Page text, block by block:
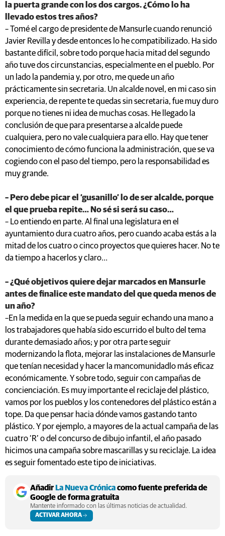
la puerta grande con los dos cargos. ¿Cómo lo ha
llevado estos tres años?
– Tomé el cargo de presidente de Mansurle cuando renunció
Javier Revilla y desde entonces lo he compatibilizado. Ha sido
bastante difícil, sobre todo porque hacia mitad del segundo
año tuve dos circunstancias, especialmente en el pueblo. Por
un lado la pandemia y, por otro, me quede un año
prácticamente sin secretaria. Un alcalde novel, en mi caso sin
experiencia, de repente te quedas sin secretaria, fue muy duro
porque no tienes ni idea de muchas cosas. He llegado la
conclusión de que para presentarse a alcalde puede
cualquiera, pero no vale cualquiera para ello. Hay que tener
conocimiento de cómo funciona la administración, que se va
cogiendo con el paso del tiempo, pero la responsabilidad es
muy grande.
– Pero debe picar el ‘gusanillo’ lo de ser alcalde, porque
el que prueba repite… No sé si será su caso…
– Lo entiendo en parte. Al final una legislatura en el
ayuntamiento dura cuatro años, pero cuando acaba estás a la
mitad de los cuatro o cinco proyectos que quieres hacer. No te
da tiempo a hacerlos y claro…
– ¿Qué objetivos quiere dejar marcados en Mansurle
antes de finalice este mandato del que queda menos de
un año?
–En la medida en la que se pueda seguir echando una mano a
los trabajadores que había sido escurrido el bulto del tema
durante demasiado años; y por otra parte seguir
modernizando la flota, mejorar las instalaciones de Mansurle
que tenían necesidad y hacer la mancomunidadlo más eficaz
económicamente. Y sobre todo, seguir con campañas de
concienciación. Es muy importante el reciclaje del plástico,
vamos por los pueblos y los contenedores del plástico están a
tope. Da que pensar hacia dónde vamos gastando tanto
plástico. Y por ejemplo, a mayores de la actual campaña de las
cuatro ‘R’ o del concurso de dibujo infantil, el año pasado
hicimos una campaña sobre mascarillas y su reciclaje. La idea
es seguir fomentado este tipo de iniciativas.
AñadirLa Nueva Crónicacomo fuente preferida de
Google de forma gratuita
Mantente informado con las últimas noticias de actualidad.
ACTIVAR AHORA